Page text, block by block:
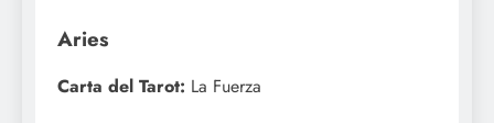
Aries
Carta del Tarot: La Fuerza